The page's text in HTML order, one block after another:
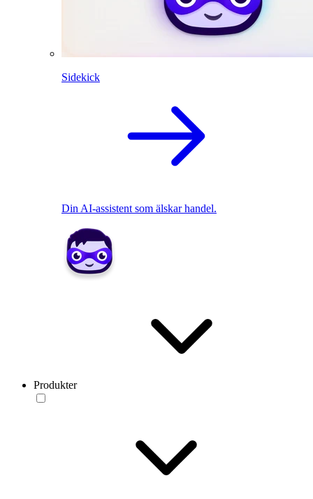
Sidekick
Din AI-assistent som älskar handel.
Produkter